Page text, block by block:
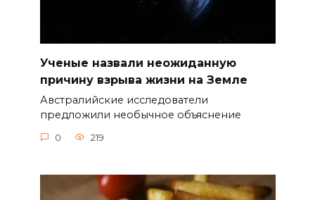
Ученые назвали неожиданную
причину взрыва жизни на Земле
Австралийские исследователи
предложили необычное объяснение
0 219